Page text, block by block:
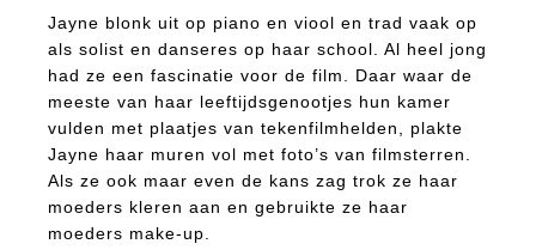
Jayne blonk uit op piano en viool en trad vaak op
als solist en danseres op haar school. Al heel jong
had ze een fascinatie voor de film. Daar waar de
meeste van haar leeftijdsgenootjes hun kamer
vulden met plaatjes van tekenfilmhelden, plakte
Jayne haar muren vol met foto’s van filmsterren.
Als ze ook maar even de kans zag trok ze haar
moeders kleren aan en gebruikte ze haar
moeders make-up.